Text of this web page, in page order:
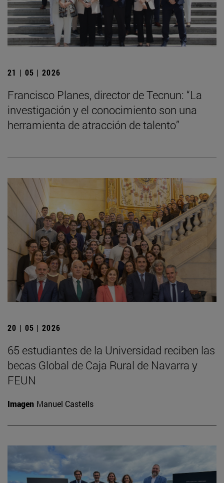
21 | 05 | 2026
Francisco Planes, director de Tecnun: “La
investigación y el conocimiento son una
herramienta de atracción de talento”
20 | 05 | 2026
65 estudiantes de la Universidad reciben las
becas Global de Caja Rural de Navarra y
FEUN
Imagen Manuel Castells